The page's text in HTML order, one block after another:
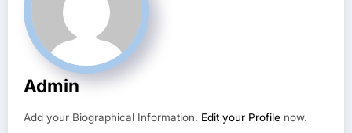
Admin
Add your Biographical Information. Edit your Profile now.